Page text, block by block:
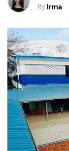
By Irma